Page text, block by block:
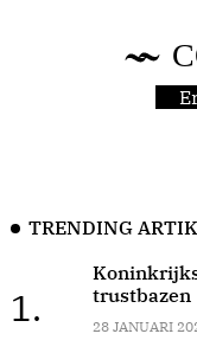
TRENDING
1.
trustbazen
28 JANUARI